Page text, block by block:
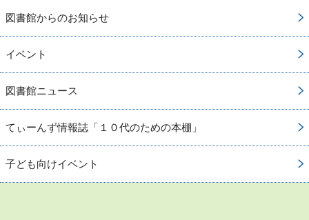
図書館からのお知らせ
イベント
図書館ニュース
てぃーんず情報誌「１０代のための本棚」
子ども向けイベント